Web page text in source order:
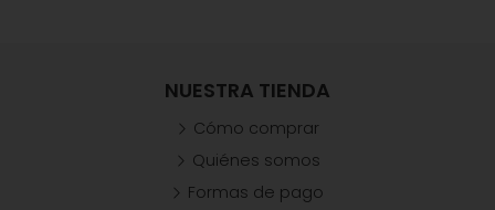
NUESTRA TIENDA
Cómo comprar
Quiénes somos
Formas de pago